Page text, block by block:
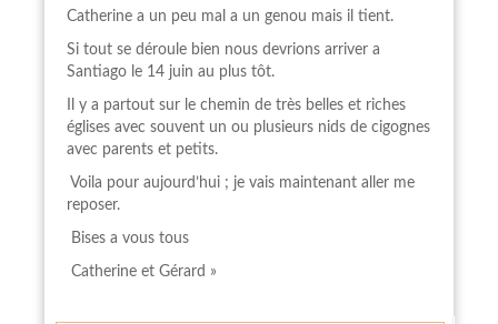
Catherine a un peu mal a un genou mais il tient.
Si tout se déroule bien nous devrions arriver a
Santiago le 14 juin au plus tôt.
Il y a partout sur le chemin de très belles et riches
églises avec souvent un ou plusieurs nids de cigognes
avec parents et petits.
Voila pour aujourd’hui ; je vais maintenant aller me
reposer.
Bises a vous tous
Catherine et Gérard »